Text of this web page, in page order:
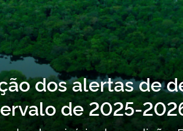
Inventário
não intencionais